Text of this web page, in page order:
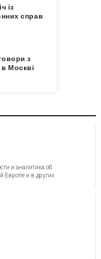
із
справ
з
Москві
и аналитика об
Европе и в других